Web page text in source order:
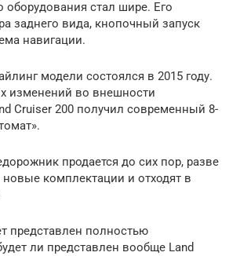
оборудования стал шире. Его
заднего вида, кнопочный запуск
навигации.
модели состоялся в 2015 году.
изменений во внешности
Cruiser 200 получил современный 8-
продается до сих пор, разве
комплектации и отходят в
представлен полностью
ли представлен вообще Land